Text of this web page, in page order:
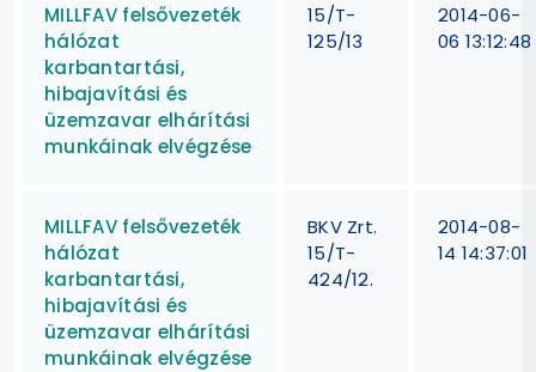
MILLFAV felsővezeték
hálózat
karbantartási,
hibajavítási és
üzemzavar elhárítási
munkáinak elvégzése
15/T-
125/13
2014-06-
06 13:12:48
MILLFAV felsővezeték
hálózat
karbantartási,
hibajavítási és
üzemzavar elhárítási
munkáinak elvégzése
BKV Zrt.
15/T-
424/12.
2014-08-
14 14:37:01